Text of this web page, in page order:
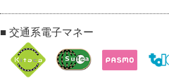
■ 交通系電子マネー